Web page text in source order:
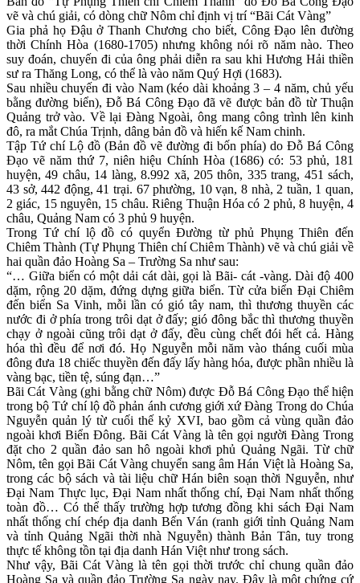
vẽ và chú giải, có dòng chữ Nôm chỉ định vị trí “Bãi Cát Vàng”
Gia phả họ Đậu ở Thanh Chương cho biết, Công Đạo lên đường
thời Chính Hòa (1680-1705) nhưng không nói rõ năm nào. Theo
suy đoán, chuyến đi của ông phải diễn ra sau khi Hương Hải thiền
sư ra Thăng Long, có thể là vào năm Quý Hợi (1683).
Sau nhiều chuyến đi vào Nam (kéo dài khoảng 3 – 4 năm, chủ yếu
bằng đường biển), Đỗ Bá Công Đạo đã vẽ được bản đồ từ Thuận
Quảng trở vào. Về lại Đàng Ngoài, ông mang công trình lên kinh
đô, ra mắt Chúa Trịnh, dâng bản đồ và hiến kế Nam chinh.
Tập Tứ chí Lộ đồ (Bản đồ vẽ đường đi bốn phía) do Đỗ Bá Công
Đạo vẽ năm thứ 7, niên hiệu Chính Hòa (1686) có: 53 phủ, 181
huyện, 49 châu, 14 làng, 8.992 xã, 205 thôn, 335 trang, 451 sách,
43 sở, 442 động, 41 trại. 67 phường, 10 vạn, 8 nhà, 2 tuần, 1 quan,
2 giác, 15 nguyên, 15 châu. Riêng Thuận Hóa có 2 phủ, 8 huyện, 4
châu, Quảng Nam có 3 phủ 9 huyện.
Trong Tứ chí lộ đồ có quyển Đường từ phủ Phụng Thiên đến
Chiêm Thành (Tự Phụng Thiên chí Chiêm Thành) vẽ và chú giải về
hai quần đảo Hoàng Sa – Trường Sa như sau:
“… Giữa biển có một dải cát dài, gọi là Bãi- cát -vàng. Dài độ 400
dặm, rộng 20 dặm, đứng dựng giữa biển. Từ cửa biển Đại Chiêm
đến biển Sa Vinh, mỗi lần có gió tây nam, thì thương thuyền các
nước đi ở phía trong trôi dạt ở đấy; gió đông bắc thì thương thuyền
chạy ở ngoài cũng trôi dạt ở đấy, đều cùng chết đói hết cả. Hàng
hóa thì đều để nơi đó. Họ Nguyễn mỗi năm vào tháng cuối mùa
đông đưa 18 chiếc thuyền đến đấy lấy hàng hóa, được phần nhiều là
vàng bạc, tiền tệ, súng đạn…”
Bãi Cát Vàng (ghi bằng chữ Nôm) được Đỗ Bá Công Đạo thể hiện
trong bộ Tứ chí lộ đồ phản ánh cương giới xứ Đàng Trong do Chúa
Nguyễn quản lý từ cuối thế kỷ XVI, bao gồm cả vùng quần đảo
ngoài khơi Biển Đông. Bãi Cát Vàng là tên gọi người Đàng Trong
đặt cho 2 quần đảo san hô ngoài khơi phủ Quảng Ngãi. Từ chữ
Nôm, tên gọi Bãi Cát Vàng chuyển sang âm Hán Việt là Hoàng Sa,
trong các bộ sách và tài liệu chữ Hán biên soạn thời Nguyễn, như
Đại Nam Thực lục, Đại Nam nhất thống chí, Đại Nam nhất thống
toàn đồ… Có thể thấy trường hợp tương đồng khi sách Đại Nam
nhất thống chí chép địa danh Bến Ván (ranh giới tỉnh Quảng Nam
và tỉnh Quảng Ngãi thời nhà Nguyễn) thành Bản Tân, tuy trong
thực tế không tồn tại địa danh Hán Việt như trong sách.
Như vậy, Bãi Cát Vàng là tên gọi thời trước chỉ chung quần đảo
Hoàng Sa và quần đảo Trường Sa ngày nay. Đây là một chứng cứ